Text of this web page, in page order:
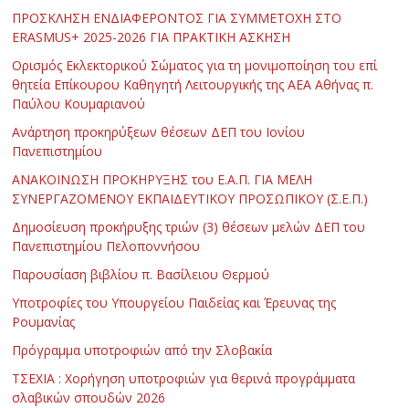
ΠΡΟΣΚΛΗΣΗ ΕΝΔΙΑΦΕΡΟΝΤΟΣ ΓΙΑ ΣΥΜΜΕΤΟΧΗ ΣΤΟ
ERASMUS+ 2025-2026 ΓΙΑ ΠΡΑΚΤΙΚΗ ΑΣΚΗΣΗ
Ορισμός Εκλεκτορικού Σώματος για τη μονιμοποίηση του επί
θητεία Επίκουρου Καθηγητή Λειτουργικής της ΑΕΑ Αθήνας π.
Παύλου Κουμαριανού
Ανάρτηση προκηρύξεων θέσεων ΔΕΠ του Ιονίου
Πανεπιστημίου
ΑΝΑΚΟΙΝΩΣΗ ΠΡΟΚΗΡΥΞΗΣ του Ε.Α.Π. ΓΙΑ ΜΕΛΗ
ΣΥΝΕΡΓΑΖΟΜΕΝΟΥ ΕΚΠΑΙΔΕΥΤΙΚΟΥ ΠΡΟΣΩΠΙΚΟΥ (Σ.Ε.Π.)
Δημοσίευση προκήρυξης τριών (3) θέσεων μελών ΔΕΠ του
Πανεπιστημίου Πελοποννήσου
Παρουσίαση βιβλίου π. Βασίλειου Θερμού
Υποτροφίες του Υπουργείου Παιδείας και Έρευνας της
Ρουμανίας
Πρόγραμμα υποτροφιών από την Σλοβακία
ΤΣΕΧΙΑ : Χορήγηση υποτροφιών για θερινά προγράμματα
σλαβικών σπουδών 2026